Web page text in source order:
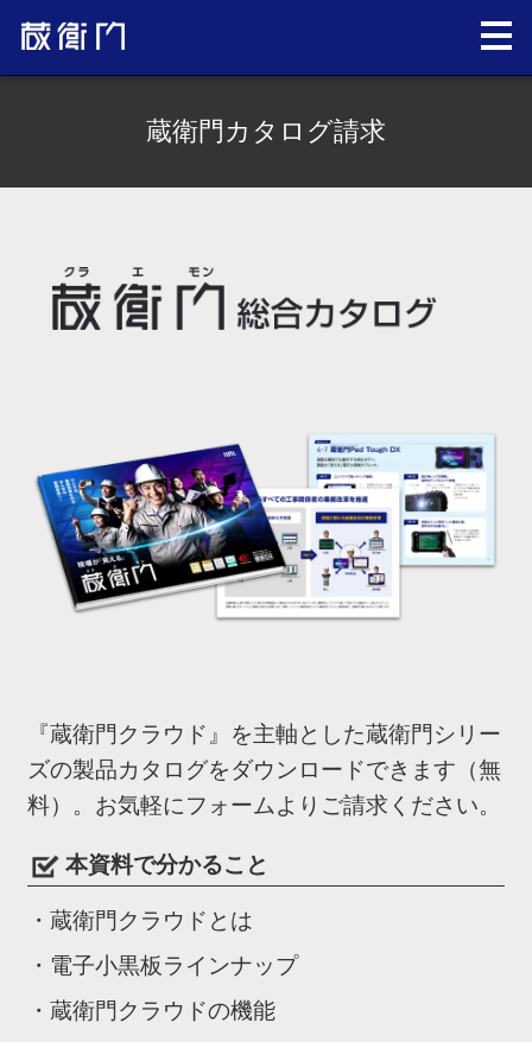
蔵衛門カタログ請求
『蔵衛門クラウド』を主軸とした蔵衛門シリー
ズの製品カタログをダウンロードできます（無
料）。お気軽にフォームよりご請求ください。
本資料で分かること
・蔵衛門クラウドとは
・電子小黒板ラインナップ
・蔵衛門クラウドの機能